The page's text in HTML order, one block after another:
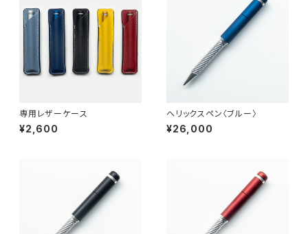
専用レザーケース
¥2,600
ヘリックスペン〈ブルー〉
¥26,000